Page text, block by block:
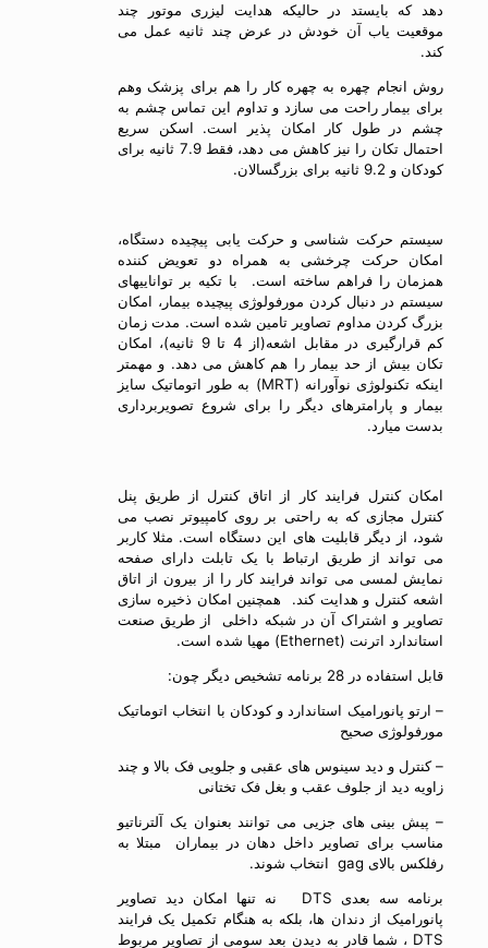
دهد که بایستد در حالیکه هدایت لیزری موتور چند
موقعیت یاب آن خودش در عرض چند ثانیه عمل می
کند.
روش انجام چهره به چهره کار را هم برای پزشک وهم
برای بیمار راحت می سازد و تداوم این تماس چشم به
چشم در طول کار امکان پذیر است. اسکن سریع
احتمال تکان را نیز کاهش می دهد، فقط 7.9 ثانیه برای
کودکان و 9.2 ثانیه برای بزرگسالان.
سیستم حرکت شناسی و حرکت یابی پیچیده دستگاه،
امکان حرکت چرخشی به همراه دو تعویض کننده
همزمان را فراهم ساخته است. با تکیه بر تواناییهای
سیستم در دنبال کردن مورفولوژی پیچیده بیمار، امکان
بزرگ کردن مداوم تصاویر تامین شده است. مدت زمان
کم قرارگیری در مقابل اشعه(از 4 تا 9 ثانیه)، امکان
تکان بیش از حد بیمار را هم کاهش می دهد. و مهمتر
اینکه تکنولوژی نوآورانه (MRT) به طور اتوماتیک سایز
بیمار و پارامترهای دیگر را برای شروع تصویربرداری
بدست میارد.
امکان کنترل فرایند کار از اتاق کنترل از طریق پنل
کنترل مجازی که به راحتی بر روی کامپیوتر نصب می
شود، از دیگر قابلیت های این دستگاه است. مثلا کاربر
می تواند از طریق ارتباط با یک تابلت دارای صفحه
نمایش لمسی می تواند فرایند کار را از بیرون از اتاق
اشعه کنترل و هدایت کند. همچنین امکان ذخیره سازی
تصاویر و اشتراک آن در شبکه داخلی از طریق صنعت
استاندارد اترنت (Ethernet) مهیا شده است.
قابل استفاده در 28 برنامه تشخیص دیگر چون:
– ارتو پانورامیک استاندارد و کودکان با انتخاب اتوماتیک
مورفولوژی صحیح
– کنترل و دید سینوس های عقبی و جلویی فک بالا و چند
زاویه دید از جلوف عقب و بغل فک تختانی
– پیش بینی های جزیی می توانند بعنوان یک آلترناتیو
مناسب برای تصاویر داخل دهان در بیماران مبتلا به
رفلکس بالای gag انتخاب شوند.
برنامه سه بعدی DTS نه تنها امکان دید تصاویر
پانورامیک از دندان ها، بلکه به هنگام تکمیل یک فرایند
DTS ، شما قادر به دیدن بعد سومی از تصاویر مربوط